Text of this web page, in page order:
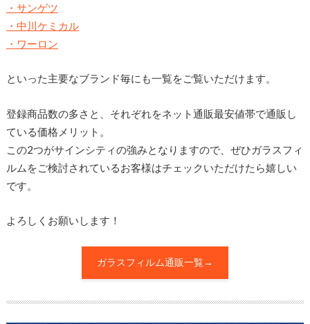
・サンゲツ
・中川ケミカル
・ワーロン
といった主要なブランド毎にも一覧をご覧いただけます。
登録商品数の多さと、それぞれをネット通販最安値帯で通販し
ている価格メリット。
この2つがサインシティの強みとなりますので、ぜひガラスフィ
ルムをご検討されているお客様はチェックいただけたら嬉しい
です。
よろしくお願いします！
ガラスフィルム通販一覧→